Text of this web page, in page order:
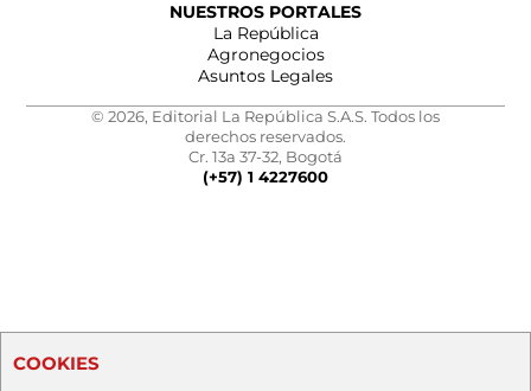
NUESTROS PORTALES
La República
Agronegocios
Asuntos Legales
© 2026, Editorial La República S.A.S. Todos los
derechos reservados.
Cr. 13a 37-32, Bogotá
(+57) 1 4227600
COOKIES